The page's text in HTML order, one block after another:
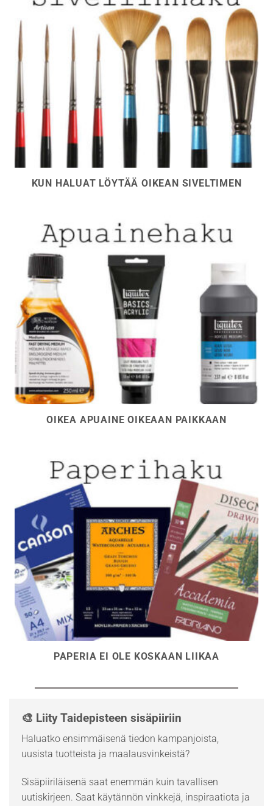
KUN HALUAT LÖYTÄÄ OIKEAN SIVELTIMEN
OIKEA APUAINE OIKEAAN PAIKKAAN
PAPERIA EI OLE KOSKAAN LIIKAA
🎨 Liity Taidepisteen sisäpiiriin
Haluatko ensimmäisenä tiedon kampanjoista,
uusista tuotteista ja maalausvinkeistä?
Sisäpiiriläisenä saat enemmän kuin tavallisen
uutiskirjeen. Saat käytännön vinkkejä, inspiraatiota ja